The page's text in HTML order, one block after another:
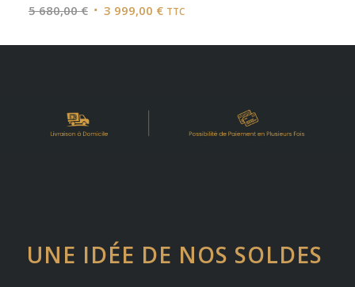
5 680,00€ Le
initial
3 999,00 €Le
actuel
TTC
UNE IDÉE DE NOS SOLDES